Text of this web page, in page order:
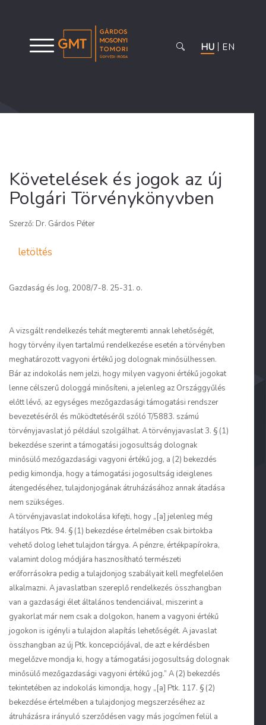
HU EN
Követelések és jogok az új
Polgári Törvénykönyvben
Szerző: Dr. Gárdos Péter
letöltés
Gazdaság és Jog, 2008/7-8. 25-31. o.
A vizsgált rendelkezés tehát megteremti annak lehetőségét,
hogy törvény ilyen tartalmú rendelkezése esetén a törvényben
meghatározott vagyoni értékű jog dolognak minősülhessen.
Bár az indokolás nem jelzi, hogy milyen vagyoni értékű jogokat
lenne célszerű dologgá minősíteni, a jelenleg az Országgyűlés
előtt lévő, az egységes mezőgazdasági támogatási rendszer
bevezetéséről és működtetéséről szóló T/5883. számú
törvényjavaslat jó például szolgálhat. A törvényjavaslat 3. § (1)
bekezdése szerint a támogatási jogosultság dolognak
minősülő mezőgazdasági vagyoni értékű jog, a (2) bekezdés
pedig kimondja, hogy a támogatási jogosultság ideiglenes
átengedéséhez, tulajdonjogának átruházásához annak átadása
nem szükséges.
A törvényjavaslat indokolása kifejti, hogy „[a] jelenleg még
hatályos Ptk. 94. § (1) bekezdése értelmében csak birtokba
vehető dolog lehet tulajdon tárgya. A pénzre, értékpapírokra,
valamint dolog módjára hasznosítható természeti
erőforrásokra pedig a tulajdonjog szabályait kell megfelelően
alkalmazni. A javaslatban szereplő rendelkezés összhangban
van a gazdasági élet általános tendenciáival, miszerint a
gyakorlat már nem csak a dolgokon, hanem a vagyoni értékű
jogokon is igényli a tulajdon alapítás lehetőségét. A javaslat
összhangban az új Ptk. koncepciójával, de azt e kérdésben
megelőzve mondja ki, hogy a támogatási jogosultság dolognak
minősülő mezőgazdasági vagyoni értékű jog.” A (2) bekezdés
tekintetében az indokolás kimondja, hogy „[a] Ptk. 117. § (2)
bekezdése értelmében a tulajdonjog megszerzéséhez az
átruházásra irányuló szerződésen vagy más jogcímen felül a